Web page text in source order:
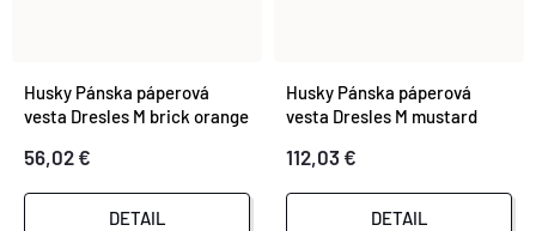
Husky Pánska páperová
vesta Dresles M brick orange
56,02 €
DETAIL
Husky Pánska páperová
vesta Dresles M mustard
112,03 €
DETAIL